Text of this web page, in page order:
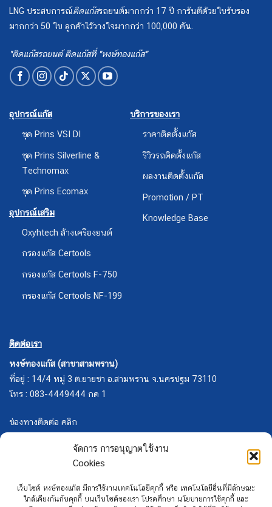
จัดการ การอนุญาตใช้งาน
Cookies
เว็บไซต์ หงษ์ทองแก๊ส มีการใช้งานเทคโนโลยีคุกกี้ หรือ เทคโนโลยีอื่นที่มีลักษณะ
ใกล้เคียงกันกับคุกกี้ บนเว็บไซต์ของเรา โปรดศึกษา นโยบายการใช้คุกกี้ และ
LNG ประสบการณ์ติดแก๊สรถยนต์มากกว่า 17 ปี การันตีด้วยใบรับรอง
มากกว่า 50 ใบ ลูกค้าไว้วางใจมากกว่า 100,000 คัน.
"ติดแก๊สรถยนต์ ติดแก๊สที่ "หงษ์ทองแก๊ส"
อุปกรณ์แก๊ส
ชุด Prins VSI DI
ชุด Prins Silverline &
Technomax
ชุด Prins Ecomax
อุปกรณ์เสริม
Oxyhtech ล้างเครืองยนต์
กรองแก๊ส Certools
กรองแก๊ส Certools F-750
กรองแก๊ส Certools NF-199
บริการของเรา
ราคาติดตั้งแก๊ส
รีวิวรถติดตั้งแก๊ส
ผลงานติดตั้งแก๊ส
Promotion / PT
Knowledge Base
ติดต่อเรา
หงษ์ทองแก๊ส (สาขาสามพราน)
ที่อยู่ : 14/4 หมู่ 3 ต.ยายชา อ.สามพราน จ.นครปฐม 73110
โทร : 083-4449444 กด 1
ช่องทางติดต่อ คลิก